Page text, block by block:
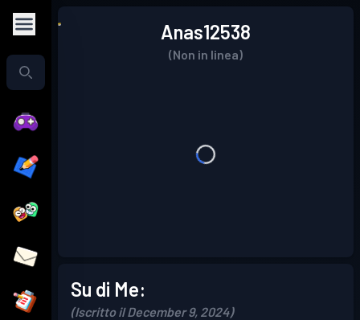
Anas12538
(Non in linea)
Su di Me:
(Iscritto il December 9, 2024)